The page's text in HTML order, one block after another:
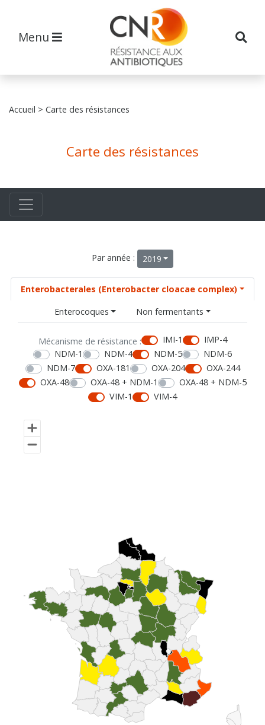
Menu
Accueil > Carte des résistances
Carte des résistances
Par année : 2019
Enterobacterales (Enterobacter cloacae complex)
Enterocoques
Non fermentants
Mécanisme de résistance : IMI-1
IMP-4
NDM-1
NDM-4 NDM-5
NDM-6
NDM-7
OXA-181 OXA-204
OXA-244
OXA-48
OXA-48 + NDM-1
OXA-48 + NDM-5
VIM-1
VIM-4